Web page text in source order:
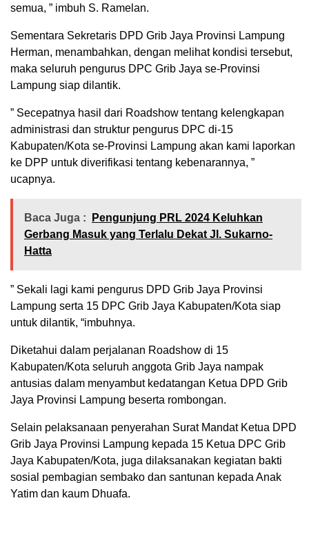
semua, ” imbuh S. Ramelan.
Sementara Sekretaris DPD Grib Jaya Provinsi Lampung
Herman, menambahkan, dengan melihat kondisi tersebut,
maka seluruh pengurus DPC Grib Jaya se-Provinsi
Lampung siap dilantik.
” Secepatnya hasil dari Roadshow tentang kelengkapan
administrasi dan struktur pengurus DPC di-15
Kabupaten/Kota se-Provinsi Lampung akan kami laporkan
ke DPP untuk diverifikasi tentang kebenarannya, ”
ucapnya.
Baca Juga :
Pengunjung PRL 2024 Keluhkan
Gerbang Masuk yang Terlalu Dekat Jl. Sukarno-
Hatta
” Sekali lagi kami pengurus DPD Grib Jaya Provinsi
Lampung serta 15 DPC Grib Jaya Kabupaten/Kota siap
untuk dilantik, “imbuhnya.
Diketahui dalam perjalanan Roadshow di 15
Kabupaten/Kota seluruh anggota Grib Jaya nampak
antusias dalam menyambut kedatangan Ketua DPD Grib
Jaya Provinsi Lampung beserta rombongan.
Selain pelaksanaan penyerahan Surat Mandat Ketua DPD
Grib Jaya Provinsi Lampung kepada 15 Ketua DPC Grib
Jaya Kabupaten/Kota, juga dilaksanakan kegiatan bakti
sosial pembagian sembako dan santunan kepada Anak
Yatim dan kaum Dhuafa.